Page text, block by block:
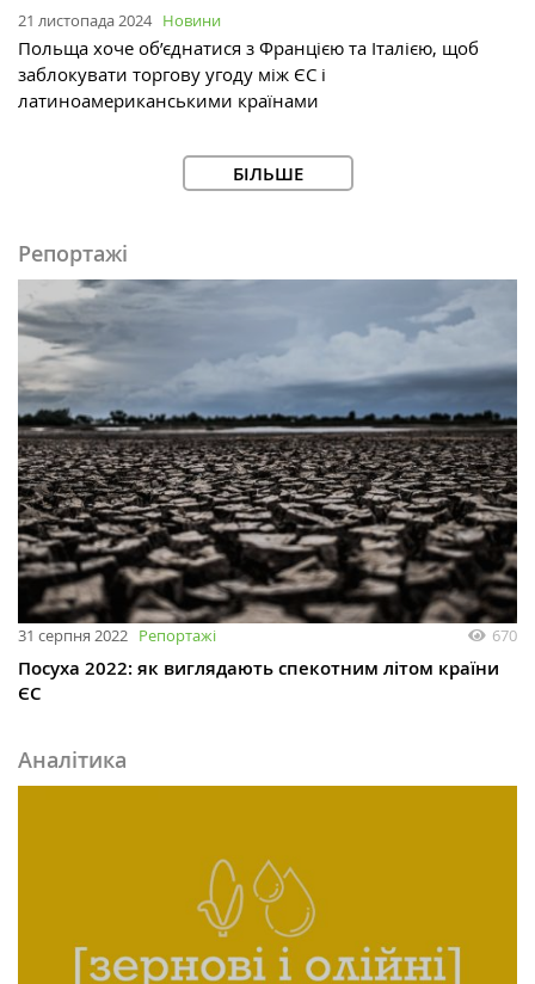
21 листопада 2024 Новини
Польща хоче об’єднатися з Францією та Італією, щоб
заблокувати торгову угоду між ЄС і
латиноамериканськими країнами
БІЛЬШЕ
Репортажі
31 серпня 2022 Репортажі 670
Посуха 2022: як виглядають спекотним літом країни
ЄС
Аналітика